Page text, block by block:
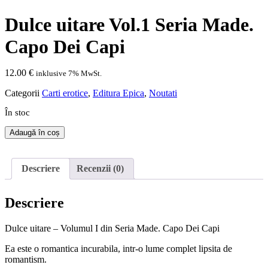
Dulce uitare Vol.1 Seria Made.
Capo Dei Capi
12.00 € inklusive 7% MwSt.
Categorii Carti erotice, Editura Epica, Noutati
În stoc
Cantitate
Dulce
Vol.1
Seria
Dei
Adaugă în coș
Descriere Recenzii (0)
Descriere
Dulce uitare – Volumul I din Seria Made. Capo Dei Capi
Ea este o romantica incurabila, intr-o lume complet lipsita de
romantism.